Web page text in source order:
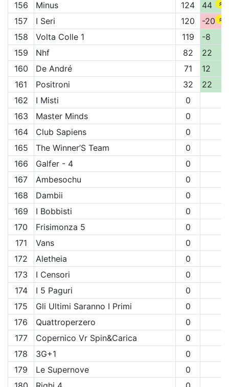
156
Minus 124
44
157
I Seri 120
-20
158
Volta Colle 1 119
-8
159
Nhf 82
22
160
De André 71
12
161
Positroni 32
22
162
I Misti
0
163
Master Minds
0
164
Club Sapiens
0
165
The Winner’S Team
0
166
Galfer - 4
0
167
Ambesochu
0
168
Dambii
0
169
I Bobbisti
0
170
Frisimonza 5
0
171
Vans
0
172
Aletheia
0
173
I Censori
0
174
I 5 Paguri
0
175
Gli Ultimi Saranno I Primi
0
176
Quattroperzero
0
177
Copernico Vr Spin&Carica
0
178
3G+1
0
179
Le Supernove
0